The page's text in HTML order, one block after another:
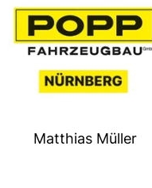
Matthias Müller